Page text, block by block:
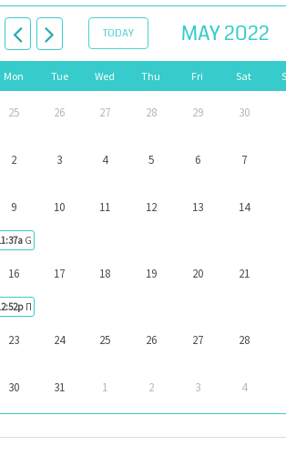
TODAY MAY 2022
Mon Tue Wed Thu Fri Sat
25 26 27 28 29 30
2 3 4 5 6 7
9 10 11 12 13 14
GreenNet: Πιλοτική κατάρτιση 10 ωφελούμενών μας με βάση
16 17 18 19 20 21
Πρώιμη Παρέμβαση - Μία Νέα Υπηρεσία
23 24 25 26 27 28
30 31 1 2 3 4